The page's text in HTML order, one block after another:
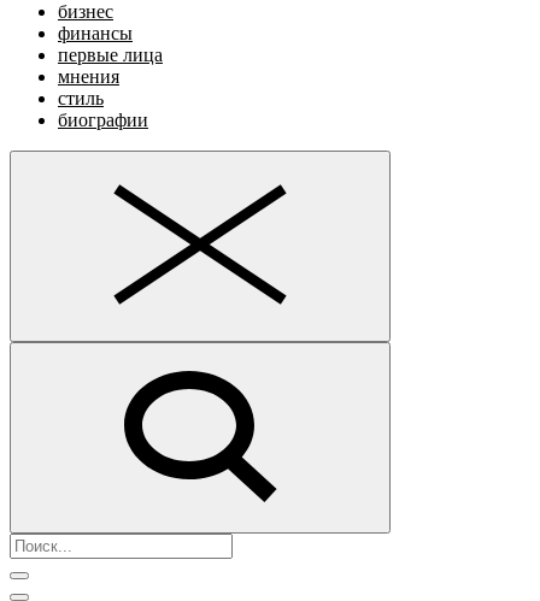
бизнес
финансы
первые лица
мнения
стиль
биографии